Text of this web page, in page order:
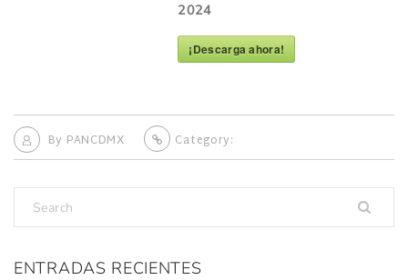
2024
¡Descarga ahora!
By PANCDMX Category:
ENTRADAS RECIENTES